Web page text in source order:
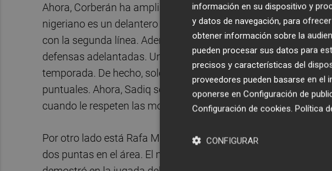
Ahora, Corberán ha ampliado su abanico en el frente del
nigeriano es un delantero un tanto caótico, pero con criterio
con la segunda línea. Además, Umar también cuenta con una
defensas adelantadas. Un perfil de jugador que ha brillado por
temporada. De hecho, solo Diego López lograba marcar
puntuales. Ahora, Sadiq se presenta como una opción más
cuando le respeten las molestias en la rodilla.
Por otro lado está Rafa Mir. El murciano es otro delantero que
dos puntas en el área. El murciano también tiene condiciones
información en su dispositivo y
y datos de navegación, para
obtener información sobre la
pueden procesar sus datos para
precisos y características del
proveedores pueden basarse en el
oponerse en Configuración de
Configuración de cookies. Política
CONFIGURAR